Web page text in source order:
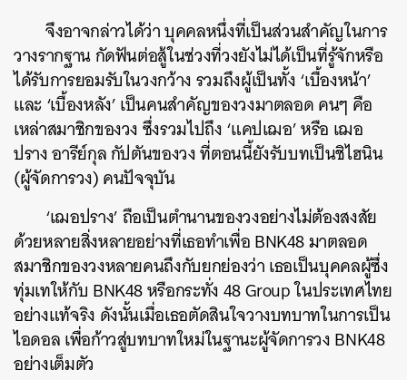
จึงอาจกล่าวได้ว่า บุคคลหนึ่งที่เป็นส่วนสำคัญในการ
วางรากฐาน กัดฟันต่อสู้ในช่วงที่วงยังไม่ได้เป็นที่รู้จักหรือ
ได้รับการยอมรับในวงกว้าง รวมถึงผู้เป็นทั้ง ‘เบื้องหน้า’
และ ‘เบื้องหลัง’ เป็นคนสำคัญของวงมาตลอด คนๆ คือ
เหล่าสมาชิกของวง ซึ่งรวมไปถึง ‘แคปเฌอ’ หรือ เฌอ
ปราง อารีย์กุล กัปตันของวง ที่ตอนนี้ยังรับบทเป็นชิไฮนิน
(ผู้จัดการวง) คนปัจจุบัน
‘เฌอปราง’ ถือเป็นตำนานของวงอย่างไม่ต้องสงสัย
ด้วยหลายสิ่งหลายอย่างที่เธอทำเพื่อ BNK48 มาตลอด
สมาชิกของวงหลายคนถึงกับยกย่องว่า เธอเป็นบุคคลผู้ซึ่ง
ทุ่มเทให้กับ BNK48 หรือกระทั่ง 48 Group ในประเทศไทย
อย่างแท้จริง ดังนั้นเมื่อเธอตัดสินใจวางบทบาทในการเป็น
ไอดอล เพื่อก้าวสู่บทบาทใหม่ในฐานะผู้จัดการวง BNK48
อย่างเต็มตัว